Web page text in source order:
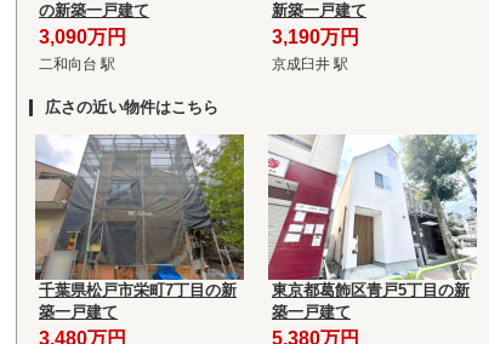
の新築一戸建て
3,090万円
二和向台 駅
新築一戸建て
3,190万円
京成臼井 駅
広さの近い物件はこちら
千葉県松戸市栄町7丁目の新
築一戸建て
3,480万円
東京都葛飾区青戸5丁目の新
築一戸建て
5,380万円